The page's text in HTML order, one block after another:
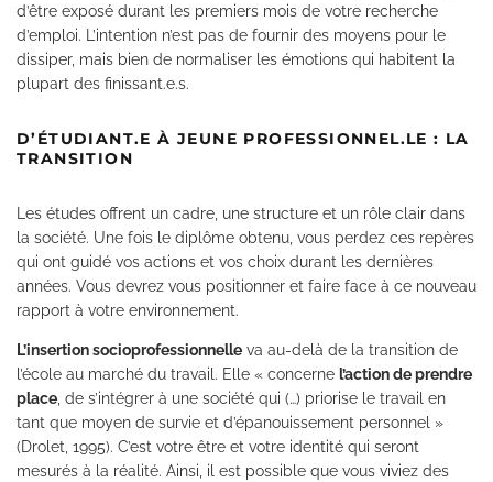
d’être exposé durant les premiers mois de votre recherche
d’emploi. L’intention n’est pas de fournir des moyens pour le
dissiper, mais bien de normaliser les émotions qui habitent la
plupart des finissant.e.s.
D’ÉTUDIANT.E À JEUNE PROFESSIONNEL.LE : LA
TRANSITION
Les études offrent un cadre, une structure et un rôle clair dans
la société. Une fois le diplôme obtenu, vous perdez ces repères
qui ont guidé vos actions et vos choix durant les dernières
années. Vous devrez vous positionner et faire face à ce nouveau
rapport à votre environnement.
L’insertion socioprofessionnelle va au-delà de la transition de
l’école au marché du travail. Elle « concerne l’action de prendre
place , de s’intégrer à une société qui (…) priorise le travail en
tant que moyen de survie et d’épanouissement personnel »
(Drolet, 1995). C’est votre être et votre identité qui seront
mesurés à la réalité. Ainsi, il est possible que vous viviez des